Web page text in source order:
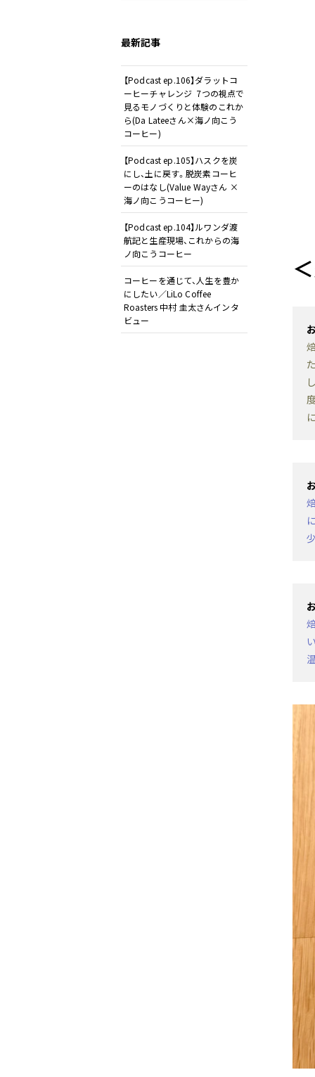
最新記事
【Podcast ep.106】ダラットコ
ーヒーチャレンジ 7つの視点で
見るモノづくりと体験のこれか
ら(Da Lateeさん×海ノ向こう
コーヒー)
【Podcast ep.105】ハスクを炭
にし、土に戻す。脱炭素コーヒ
ーのはなし(Value Wayさん ×
海ノ向こうコーヒー)
【Podcast ep.104】ルワンダ渡
航記と生産現場、これからの海
ノ向こうコーヒー
コーヒーを通じて、人生を豊か
にしたい／LiLo Coffee
Roasters 中村 圭太さんインタ
ビュー